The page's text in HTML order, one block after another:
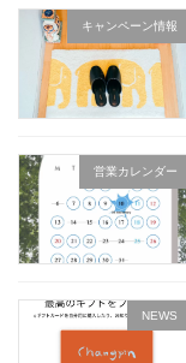
キャンペーン情報
営業カレンダー
NEWS